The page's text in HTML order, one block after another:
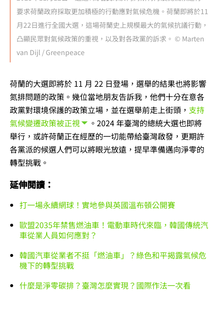
要求荷蘭政府採取更加積極的行動應對氣候危機。荷蘭即將於11
月22日進行全國大選，這場荷蘭史上規模最大的氣候抗議行動，
凸顯民眾對氣候政策的重視，以及對各政黨的訴求。 © Marten
van Dijl / Greenpeace
荷蘭的大選即將於 11 月 22 日登場，選舉的結果也將影響
氮排問題的政策。幾位當地朋友告訴我，他們十分在意各
政黨對環境保護的政策立場，並在選舉前走上街頭， 支持
氣候變遷政策被正視
。2024 年臺灣的總統大選也即將
舉行，或許荷蘭正在經歷的一切能帶給臺灣啟發，更期許
各黨派的候選人們可以將眼光放遠，提早準備邁向淨零的
轉型挑戰。
延伸閱讀：
打一場永續網球！實地參與英國溫布頓公開賽
歐盟2035年禁售燃油車！電動車時代來臨，韓國傳統汽
車從業人員如何應對？
韓國汽車從業者不挺「燃油車」？綠色和平揭露氣候危
機下的轉型挑戰
什麼是淨零碳排？臺灣怎麼實現？國際作法一次看